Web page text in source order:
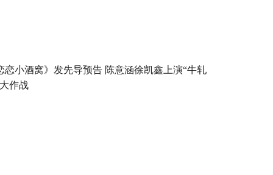
恋小酒窝》发先导预告 陈意涵徐凯鑫上演“牛轧
作战